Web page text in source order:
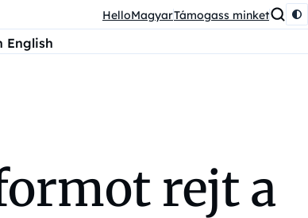
HelloMagyarTámogass minket
English
rejt a